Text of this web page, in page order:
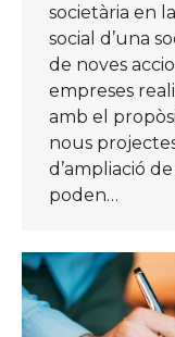
societària en
social d’una
de noves
empreses
amb el
nous
d’ampliació
poden…